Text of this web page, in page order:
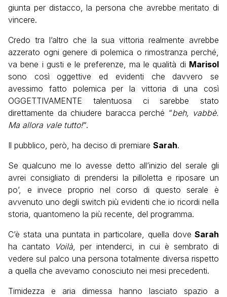
giunta per distacco, la persona che avrebbe meritato di
vincere.
Credo tra l’altro che la sua vittoria realmente avrebbe
azzerato ogni genere di polemica o rimostranza perché,
va bene i gusti e le preferenze, ma le qualità di Marisol
sono così oggettive ed evidenti che davvero se
avessimo fatto polemica per la vittoria di una così
OGGETTIVAMENTE talentuosa ci sarebbe stato
direttamente da chiudere baracca perché “beh, vabbè.
Ma allora vale tutto!“.
Il pubblico, però, ha deciso di premiare Sarah.
Se qualcuno me lo avesse detto all’inizio del serale gli
avrei consigliato di prendersi la pilloletta e riposare un
po’, e invece proprio nel corso di questo serale è
avvenuto uno degli switch più evidenti che io ricordi nella
storia, quantomeno la più recente, del programma.
C’è stata una puntata in particolare, quella dove Sarah
ha cantato
Voilà , per intenderci, in cui è sembrato di
vedere sul palco una persona totalmente diversa rispetto
a quella che avevamo conosciuto nei mesi precedenti.
Timidezza e aria dimessa hanno lasciato spazio a